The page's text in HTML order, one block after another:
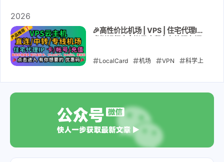
2026
🎉高性价比机场 | VPS | 住宅代理IP |
LocalCard 机场 VPN 科学上
kookeey lycheeip 流媒体
VPS 直连机场
机场 动态代理IP raksmart
银河录像局
士 直播专线 苹果ID GPT账号